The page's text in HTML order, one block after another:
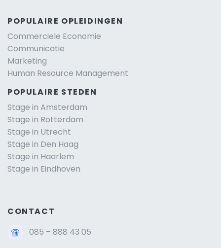
POPULAIRE OPLEIDINGEN
Commerciele Economie
Communicatie
Marketing
Human Resource Management
POPULAIRE STEDEN
Stage in Amsterdam
Stage in Rotterdam
Stage in Utrecht
Stage in Den Haag
Stage in Haarlem
Stage in Eindhoven
CONTACT
085 – 888 43 05